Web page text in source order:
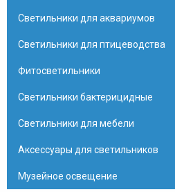
Светильники для аквариумов
Светильники для птицеводства
Фитосветильники
Светильники бактерицидные
Светильники для мебели
Аксессуары для светильников
Музейное освещение